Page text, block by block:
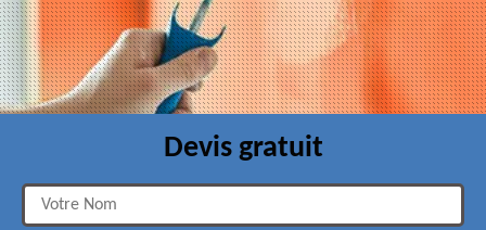
Devis gratuit